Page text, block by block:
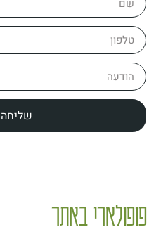
שליחה
פופולארי באתר